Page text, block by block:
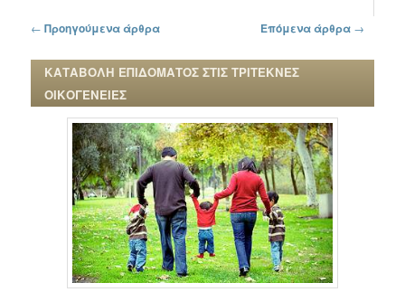
Πλοήγηση στα άρθρα
← Προηγούμενα άρθρα Επόμενα άρθρα →
ΚΑΤΑΒΟΛΗ ΕΠΙΔΟΜΑΤΟΣ ΣΤΙΣ ΤΡΙΤΕΚΝΕΣ
ΟΙΚΟΓΕΝΕΙΕΣ